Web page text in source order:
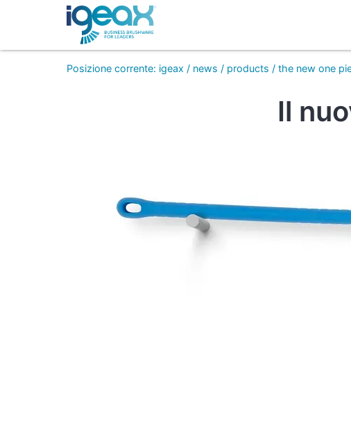
Posizione corrente: igeax / news / products / the new one
Il